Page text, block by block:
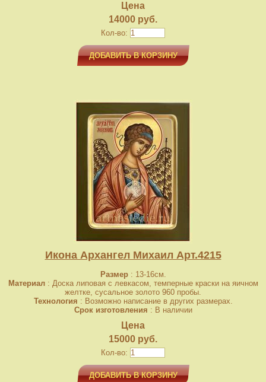
Цена
14000 руб.
Кол-во:
ДОБАВИТЬ В КОРЗИНУ
Икона Архангел Михаил Арт.4215
Размер: 13-16см.
Материал: Доска липовая с левкасом, темперные краски на яичном
желтке, сусальное золото 960 пробы.
Технология : Возможно написание в других размерах.
Срок изготовления : В наличии
Цена
15000 руб.
Кол-во:
ДОБАВИТЬ В КОРЗИНУ